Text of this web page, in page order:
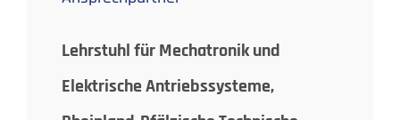
Lehrstuhl für Mechatronik und
Elektrische Antriebssysteme,